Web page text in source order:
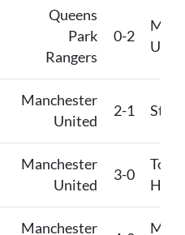
Queens
Park
Rangers
0-2
Manchester
United
2-1
Manchester
United
3-0
Manchester